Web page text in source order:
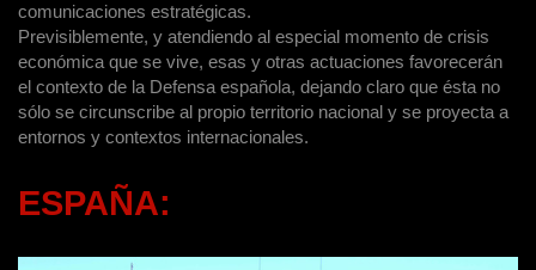
comunicaciones estratégicas.
Previsiblemente, y atendiendo al especial momento de crisis
económica que se vive, esas y otras actuaciones favorecerán
el contexto de la Defensa española, dejando claro que ésta no
sólo se circunscribe al propio territorio nacional y se proyecta a
entornos y contextos internacionales.
ESPAÑA: